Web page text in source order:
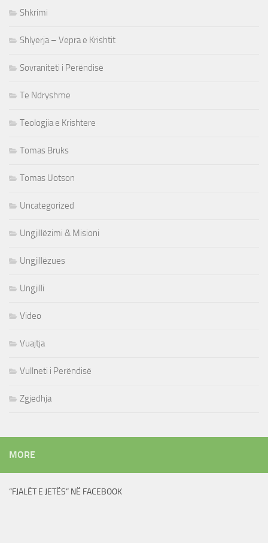
Shkrimi
Shlyerja – Vepra e Krishtit
Sovraniteti i Perëndisë
Te Ndryshme
Teologjia e Krishtere
Tomas Bruks
Tomas Uotson
Uncategorized
Ungjillëzimi & Misioni
Ungjillëzues
Ungjilli
Video
Vuajtja
Vullneti i Perëndisë
Zgjedhja
MORE
“FJALËT E JETËS” NË FACEBOOK